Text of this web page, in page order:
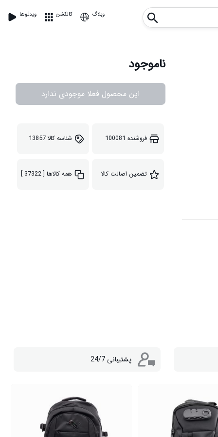
ویدئوها کالکشن وبلاگ
ناموجود
این محصول فعلا موجودی ندارد
فروشنده 100081 شناسه کالا13857
تضمین اصالت کالا همه کالاها [ 37322 ]
پشتیبانی 24/7